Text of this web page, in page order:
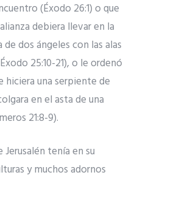
(Éxodo 26:1) o que
debiera llevar en la
de dos ángeles con las alas
25:10-21), o le ordenó
hiciera una serpiente de
en el asta de una
21:8-9).
tenía en su
y muchos adornos